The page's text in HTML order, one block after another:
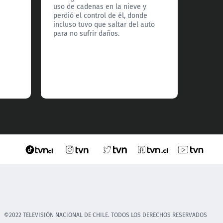
uso de cadenas en la nieve y
perdió el control de él, donde
incluso tuvo que saltar del auto
para no sufrir daños.
©2022 TELEVISIÓN NACIONAL DE CHILE. TODOS LOS DERECHOS RESERVADOS